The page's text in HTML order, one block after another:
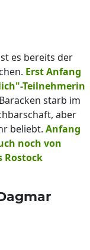
es bereits der
Erst Anfang
Teilnehmerin
starb im
aber
beliebt. Anfang
noch von
Rostock